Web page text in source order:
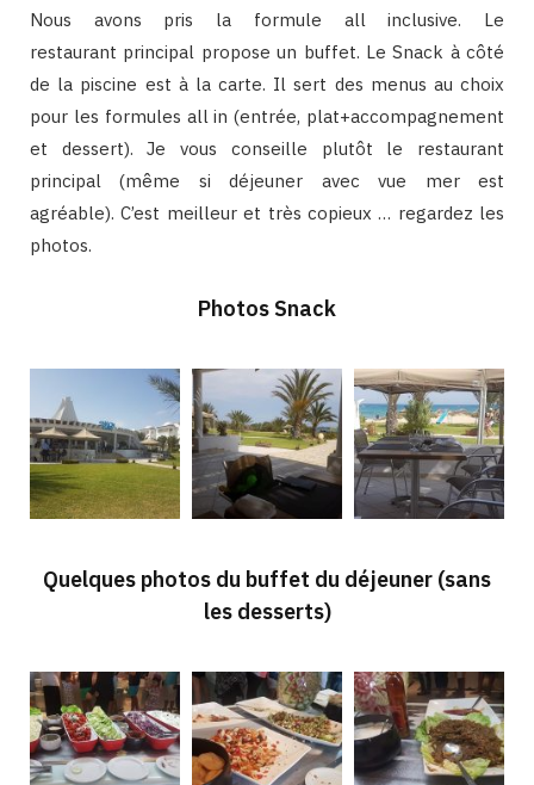
Nous avons pris la formule all inclusive. Le
restaurant principal propose un buffet. Le Snack à côté
de la piscine est à la carte. Il sert des menus au choix
pour les formules all in (entrée, plat+accompagnement
et dessert). Je vous conseille plutôt le restaurant
principal (même si déjeuner avec vue mer est
agréable). C’est meilleur et très copieux … regardez les
photos.
Photos Snack
Quelques photos du buffet du déjeuner (sans
les desserts)